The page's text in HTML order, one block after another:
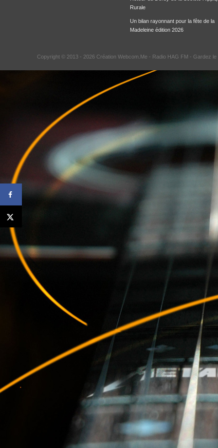
Rurale
Un bilan rayonnant pour la fête de la
Madeleine édition 2026
Copyright © 2013 - 2026 Création Webcom.Me - Radio HAG FM - Gardez le